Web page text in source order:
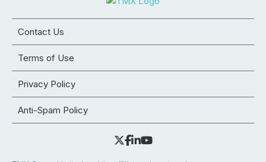
Contact Us
Terms of Use
Privacy Policy
Anti-Spam Policy